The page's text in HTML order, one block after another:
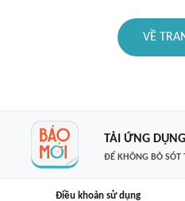
VỀ
TẢI ỨNG
ĐỂ KHÔNG BỎ SÓT
Điều khoản sử dụng